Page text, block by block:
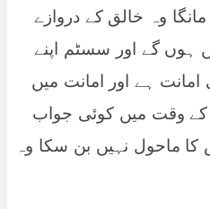
وہ خالق کے دروازے
ہوں گے اور سسٹم اپنے
امانت ہے اور امانت میں
کے وقت میں کوئی جواب
کا ماحول نہیں بن سکا وہ